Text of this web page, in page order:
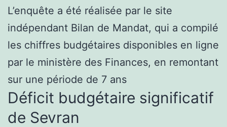
L’enquête a été réalisée par le site
indépendant Bilan de Mandat, qui a compilé
les chiffres budgétaires disponibles en ligne
par le ministère des Finances, en remontant
sur une période de 7 ans
Déficit budgétaire significatif
de Sevran